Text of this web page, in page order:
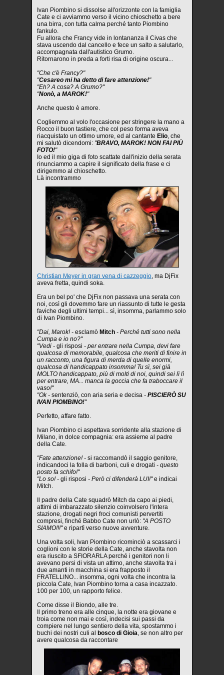
Ivan Piombino si dissolse all'orizzonte con la famiglia
Cate e ci avviammo verso il vicino chioschetto a bere
una birra, con tutta calma perché tanto Piombino
fankulo.
Fu allora che Francy vide in lontananza il Civas che
stava uscendo dal cancello e fece un salto a salutarlo,
accompagnata dall'autistico Grumo.
Ritornarono in preda a forti risa di origine oscura...
"Che c'è Francy?"
"Cesareo mi ha detto di fare attenzione!"
"Eh? A cosa? A Grumo?"
"Nonò, a MAROK!"
Anche questo è amore.
Cogliemmo al volo l'occasione per stringere la mano a
Rocco il buon tastiere, che col peso forma aveva
riacquistato un ottimo umore, ed al cantante Elio, che
mi salutò dicendomi: "BRAVO, MAROK! NON FAI PIÙ
FOTO!"
Io ed il mio giga di foto scattate dall'inizio della serata
rinunciammo a capire il significato della frase e ci
dirigemmo al chioschetto.
Là incontrammo
Christian Meyer in gran vena di cazzeggio, ma DjFix
aveva fretta, quindi soka.
Era un bel po' che DjFix non passava una serata con
noi, così gli dovemmo fare un riassunto di tutte le gesta
faviche degli ultimi tempi... sì, insomma, parlammo solo
di Ivan Piombino.
"Dai, Marok! - esclamò Mitch - Perché tutti sono nella
Cumpa e io no?"
"Vedi - gli risposi - per entrare nella Cumpa, devi fare
qualcosa di memorabile, qualcosa che meriti di finire in
un racconto, una figura di merda di quelle enormi,
qualcosa di handicappato insomma! Tu sì, sei già
MOLTO handicappato, più di molti di noi, quindi sei lì lì
per entrare, MA... manca la goccia che fa traboccare il
vaso!"
"Ok - sentenziò, con aria seria e decisa - PISCIERÒ SU
IVAN PIOMBINO!"
Perfetto, affare fatto.
Ivan Piombino ci aspettava sorridente alla stazione di
Milano, in dolce compagnia: era assieme al padre
della Cate.
"Fate attenzione! - si raccomandò il saggio genitore,
indicandoci la folla di barboni, culi e drogati - questo
posto fa schifo!"
"Lo so! - gli risposi - Però ci difenderà LUI!"e indicai
Mitch.
Il padre della Cate squadrò Mitch da capo ai piedi,
attimi di imbarazzato silenzio coinvolsero l'intera
stazione, drogati negri froci comunisti pervertiti
compresi, finché Babbo Cate non urlò: "A POSTO
SIAMO!!!"e ripartì verso nuove avventure.
Una volta soli, Ivan Piombino ricominciò a scassarci i
coglioni con le storie della Cate, anche stavolta non
era riuscito a SFIORARLA perché i genitori non li
avevano persi di vista un attimo, anche stavolta tra i
due amanti in macchina si era frapposto il
FRATELLINO... insomma, ogni volta che incontra la
piccola Cate, Ivan Piombino torna a casa incazzato.
100 per 100, un rapporto felice.
Come disse il Biondo, alle tre.
Il primo treno era alle cinque, la notte era giovane e
troia come non mai e così, indecisi sui passi da
compiere nel lungo sentiero della vita, spostammo i
buchi dei nostri culi al bosco di Gioia, se non altro per
avere qualcosa da raccontare